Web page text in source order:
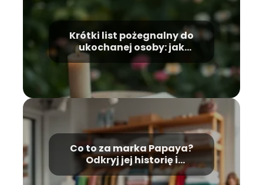
Krótki list pożegnalny do
ukochanej osoby: jak
wyrazić uczucia?
Co to za marka Papaya?
Odkryj jej historię i
unikalność!